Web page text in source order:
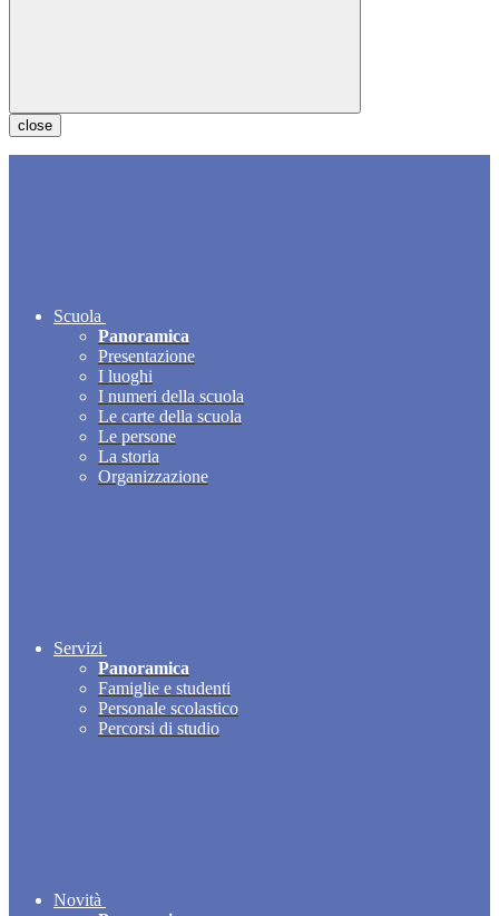
close
Scuola
Panoramica
Presentazione
I luoghi
I numeri della scuola
Le carte della scuola
Le persone
La storia
Organizzazione
Servizi
Panoramica
Famiglie e studenti
Personale scolastico
Percorsi di studio
Novità